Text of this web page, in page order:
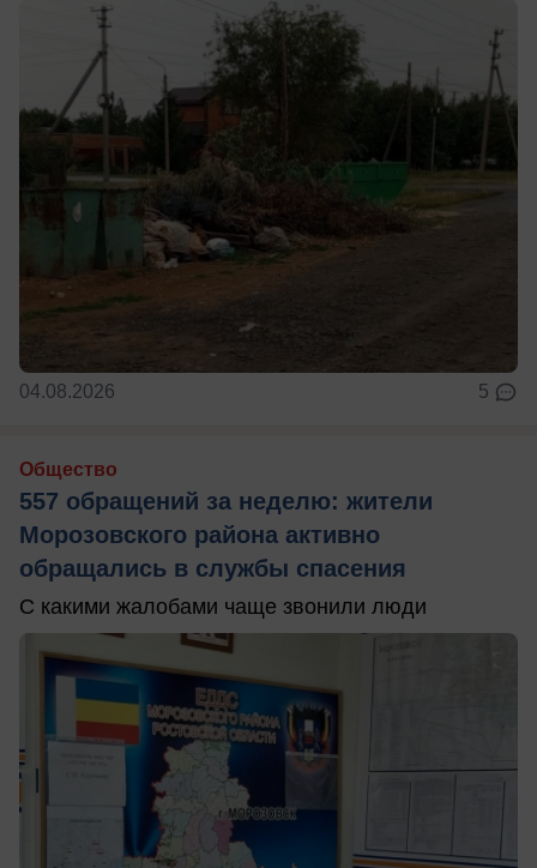
04.08.2026 5
Общество
557 обращений за неделю: жители
Морозовского района активно
обращались в службы спасения
С какими жалобами чаще звонили люди